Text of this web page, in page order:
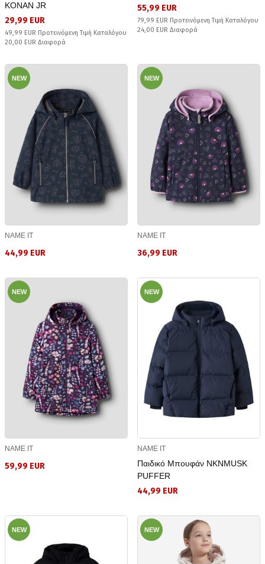
KONAN JR
29,99 EUR
49,99 EUR Προτεινόμενη Τιμή Καταλόγου
20,00 EUR Διαφορά
55,99 EUR
79,99 EUR Προτεινόμενη Τιμή Καταλόγου
24,00 EUR Διαφορά
NEW
NAME IT
44,99 EUR
NEW
NAME IT
36,99 EUR
NEW
NAME IT
59,99 EUR
NEW
NAME IT
Παιδικό Μπουφάν NKNMUSK
PUFFER
44,99 EUR
NEW NEW